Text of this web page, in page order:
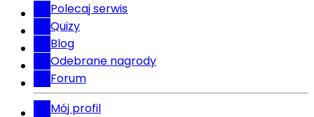
Polecaj serwis
Quizy
Blog
Odebrane nagrody
Forum
Mój profil